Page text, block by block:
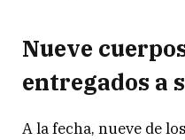
Nueve
entregados a
A la fecha, nueve de